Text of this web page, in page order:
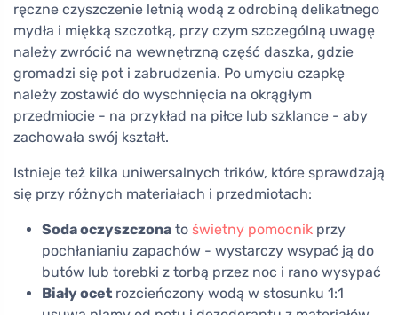
ręczne czyszczenie letnią wodą z odrobiną delikatnego
mydła i miękką szczotką, przy czym szczególną uwagę
należy zwrócić na wewnętrzną część daszka, gdzie
gromadzi się pot i zabrudzenia. Po umyciu czapkę
należy zostawić do wyschnięcia na okrągłym
przedmiocie - na przykład na piłce lub szklance - aby
zachowała swój kształt.
Istnieje też kilka uniwersalnych trików, które sprawdzają
się przy różnych materiałach i przedmiotach:
Soda oczyszczona to świetny pomocnik przy
pochłanianiu zapachów - wystarczy wsypać ją do
butów lub torebki z torbą przez noc i rano wysypać
Biały ocet rozcieńczony wodą w stosunku 1:1